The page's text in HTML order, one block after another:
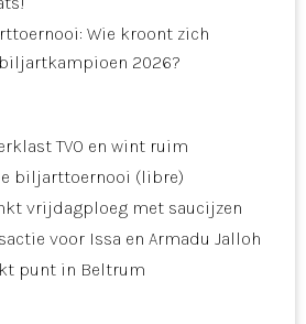
Wie kroont zich
2026?
TVO en wint ruim
biljarttoernooi (libre)
vrijdagploeg met saucijzen
voor Issa en Armadu Jalloh
punt in Beltrum